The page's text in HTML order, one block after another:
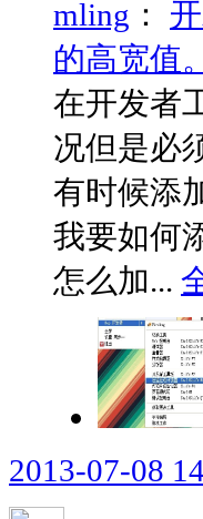
mling ：
的高宽值。
在开发者
况但是必
有时候添
我要如何
怎么加...
2013-07-08